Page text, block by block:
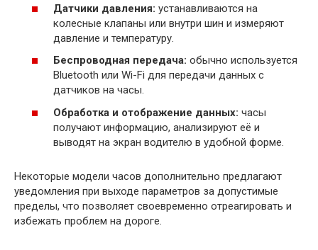
Датчики давления: устанавливаются на
колесные клапаны или внутри шин и измеряют
давление и температуру.
Беспроводная передача: обычно используется
Bluetooth или Wi-Fi для передачи данных с
датчиков на часы.
Обработка и отображение данных: часы
получают информацию, анализируют её и
выводят на экран водителю в удобной форме.
Некоторые модели часов дополнительно предлагают
уведомления при выходе параметров за допустимые
пределы, что позволяет своевременно отреагировать и
избежать проблем на дороге.